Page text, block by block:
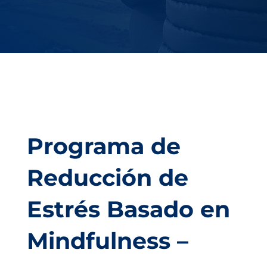
Programa de
Reducción de
Estrés Basado en
Mindfulness –